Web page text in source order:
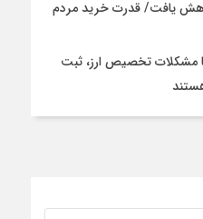
یافت/ قدرت خرید مردم
مشکلات تخصیص ارز، ثبت